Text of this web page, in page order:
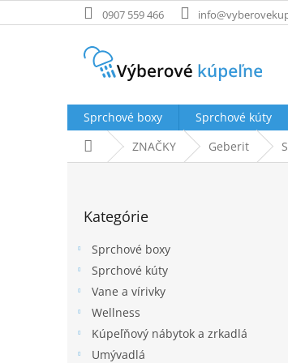
na
0907 559 466
Sprchové boxy Sprchové kúty
DomovZNAČKY Geberit
kategórie
Kategórie
Sprchové boxy
Sprchové kúty
Vane a vírivky
Wellness
Kúpeľňový nábytok a zrkadlá
Umývadlá